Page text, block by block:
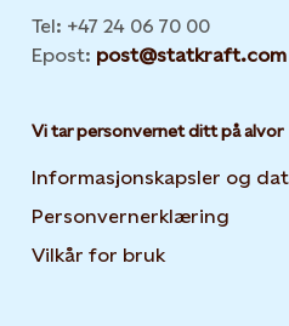
Tel: +47 24 06 70 00
Epost: post@statkraft.com
Vi tar personvernet ditt på alvor
Informasjonskapsler og
Personvernerklæring
Vilkår for bruk